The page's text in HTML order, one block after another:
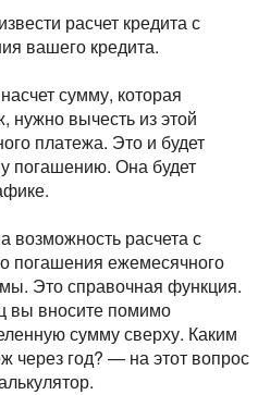
расчет кредита с
вашего кредита.
сумму, которая
нужно вычесть из этой
платежа. Это и будет
погашению. Она будет
возможность расчета с
погашения ежемесячного
Это справочная функция.
вы вносите помимо
сумму сверху. Каким
через год? — на этот вопрос